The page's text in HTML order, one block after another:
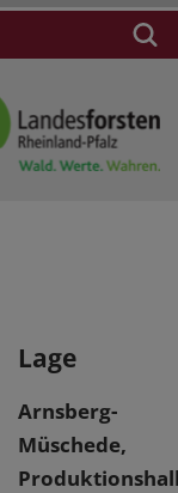
Lage
Arnsberg-
Müschede,